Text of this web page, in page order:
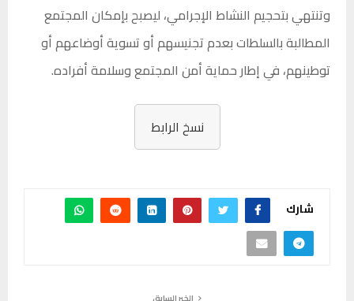
وتنتهي بتحجيم النشاط الإجرامي، ليصبح بإمكان المجتمع
المطالبة بالسلطات بعدم تجنيسهم أو تسوية أوضاعهم أو
توطينهم، في إطار حماية أمن المجتمع وسلامة أفراده.
نسخ الرابط
شارك